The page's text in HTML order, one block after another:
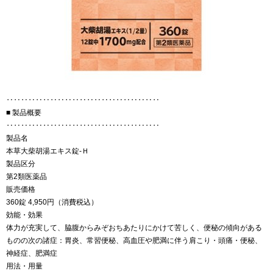
‥‥‥‥‥‥‥‥‥‥‥‥‥‥‥‥‥‥‥‥‥
■ 製品概要
‥‥‥‥‥‥‥‥‥‥‥‥‥‥‥‥‥‥‥‥‥
製品名
本草大柴胡湯エキス錠-Ｈ
製品区分
第2類医薬品
販売価格
360錠 4,950円（消費税込）
効能・効果
体力が充実して、脇腹からみぞおちあたりにかけて苦しく、便秘の傾向がある
ものの次の諸症：胃炎、常習便秘、高血圧や肥満に伴う肩こり・頭痛・便秘、
神経症、肥満症
用法・用量